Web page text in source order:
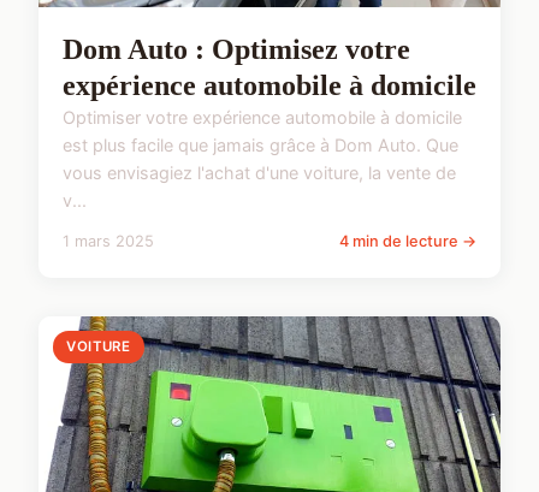
Dom Auto : Optimisez votre
expérience automobile à domicile
Optimiser votre expérience automobile à domicile
est plus facile que jamais grâce à Dom Auto. Que
vous envisagiez l'achat d'une voiture, la vente de
v...
1 mars 2025 4 min de lecture →
VOITURE